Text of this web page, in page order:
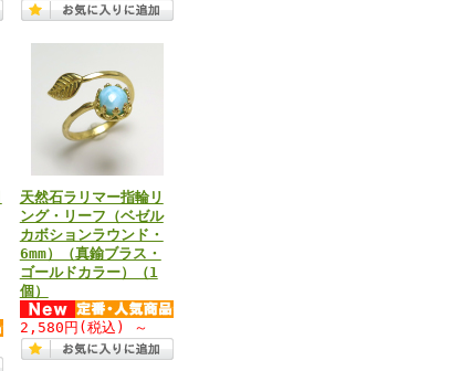
天然石ラリマー指輪リ
ング・リーフ（ベゼル
カボションラウンド・
6mm）（真鍮ブラス・
ゴールドカラー）（1
個）
2,580円 (税込) ～